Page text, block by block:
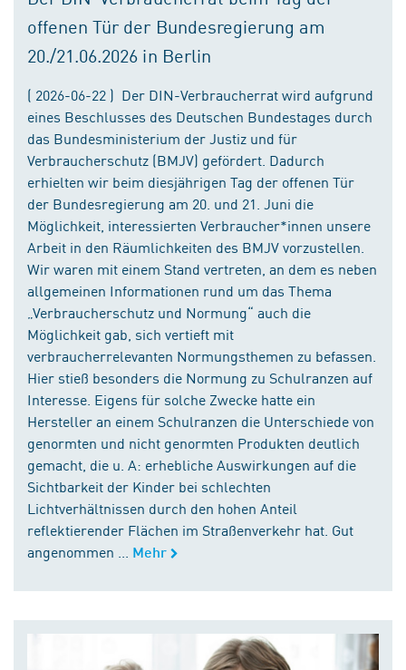
offenen Tür der Bundesregierung am
20./21.06.2026 in Berlin
( 2026-06-22 ) Der DIN-Verbraucherrat wird aufgrund
eines Beschlusses des Deutschen Bundestages durch
das Bundesministerium der Justiz und für
Verbraucherschutz (BMJV) gefördert. Dadurch
erhielten wir beim diesjährigen Tag der offenen Tür
der Bundesregierung am 20. und 21. Juni die
Möglichkeit, interessierten Verbraucher*innen unsere
Arbeit in den Räumlichkeiten des BMJV vorzustellen.
Wir waren mit einem Stand vertreten, an dem es neben
allgemeinen Informationen rund um das Thema
„Verbraucherschutz und Normung“ auch die
Möglichkeit gab, sich vertieft mit
verbraucherrelevanten Normungsthemen zu befassen.
Hier stieß besonders die Normung zu Schulranzen auf
Interesse. Eigens für solche Zwecke hatte ein
Hersteller an einem Schulranzen die Unterschiede von
genormten und nicht genormten Produkten deutlich
gemacht, die u. A: erhebliche Auswirkungen auf die
Sichtbarkeit der Kinder bei schlechten
Lichtverhältnissen durch den hohen Anteil
reflektierender Flächen im Straßenverkehr hat. Gut
angenommen ...
Mehr